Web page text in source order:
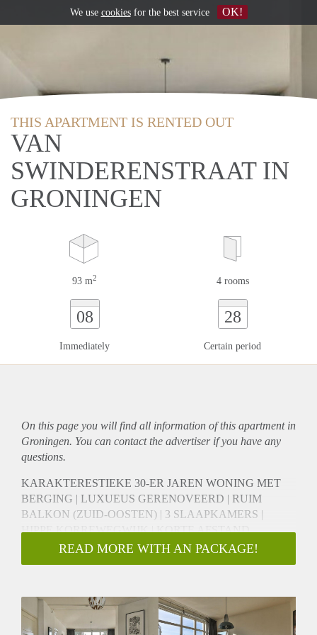
THIS APARTMENT IS RENTED OUT
VAN
SWINDERENSTRAAT IN
GRONINGEN
93 m2 4 rooms
08
Immediately
28
Certain period
On this page you will find all information of this apartmentin
Groningen. You can contact the advertiser if you have any
questions.
KARAKTERESTIEKE 30-ER JAREN WONING MET
BERGING | LUXUEUS GERENOVEERD | RUIM
BALKON (ZUID-OOSTEN) | 3 SLAAPKAMERS |
HIPPE KORREWEGWIJK | KORTE AFSTAND
CENTRUM EN UMCG | GESTOFFEERD | LUXE
KEUKEN | GEEN KAMER GEWIJZE VERHUUR,
Oorspronkelijk in de jaren '30 gebouwd, recent op stijlvolle
wijze gemoderniseerd en voorzien van het wooncomfort van
READ MORE WITH AN PACKAGE!
We use cookiesfor the best service OK!